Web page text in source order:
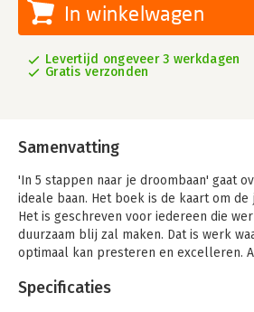
In winkelwagen
Levertijd ongeveer 3 werkdagen
Gratis verzonden
Samenvatting
'In 5 stappen naar je droombaan' gaat
ideale baan. Het boek is de kaart om de
Het is geschreven voor iedereen die
duurzaam blij zal maken. Dat is werk
optimaal kan presteren en excelleren.
Specificaties